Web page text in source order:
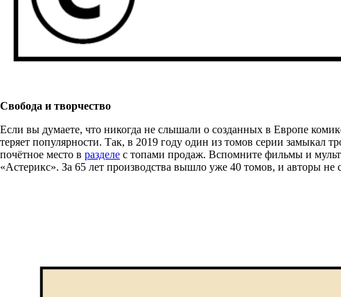
Свобода и творчество
Если вы думаете, что никогда не слышали о созданных в Европе
теряет популярности. Так, в 2019 году один из томов серии замыкал
почётное место в разделе с топами продаж. Вспомните фильмы и
«Астерикс». За 65 лет производства вышло уже 40 томов, и авторы не